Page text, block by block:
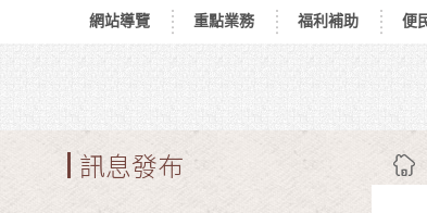
跳到主要內容區塊
網站導覽 重點業務 福利補助 便
訊息發布